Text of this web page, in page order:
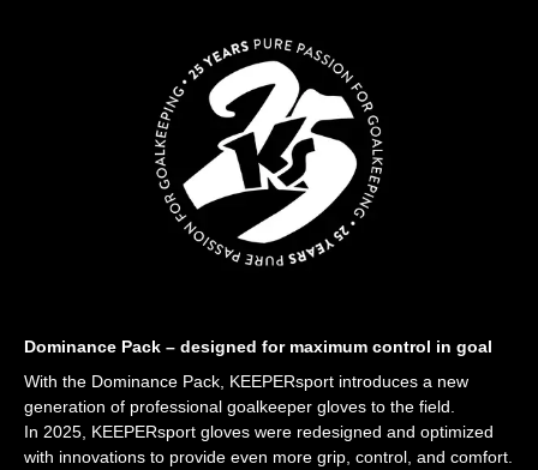
Dominance Pack – designed for maximum control in goal
With the Dominance Pack, KEEPERsport introduces a new
generation of professional goalkeeper gloves to the field.
In 2025, KEEPERsport gloves were redesigned and optimized
with innovations to provide even more grip, control, and comfort.